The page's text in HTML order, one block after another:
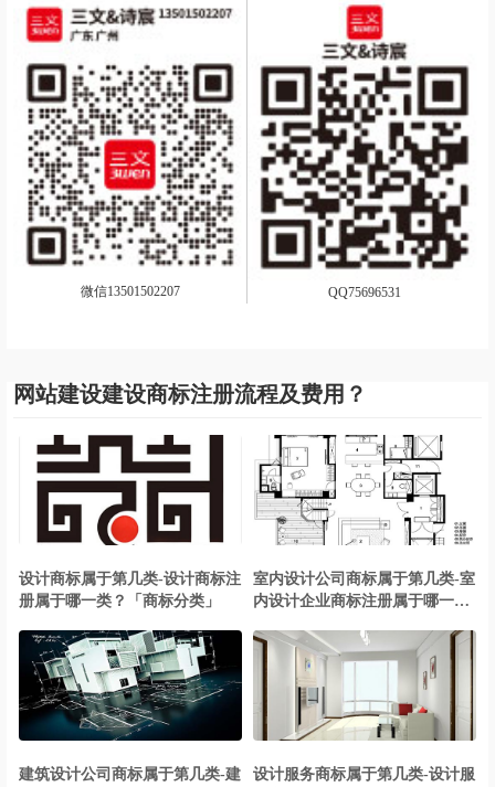
微信13501502207 QQ75696531
网站建设建设商标注册流程及费用？
设计商标属于第几类-设计商标注
册属于哪一类？「商标分类」
室内设计公司商标属于第几类-室
内设计企业商标注册属于哪一
建筑设计公司商标属于第几类-建
设计服务商标属于第几类-设计服